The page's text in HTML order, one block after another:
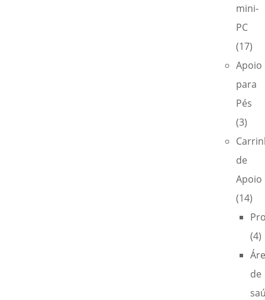
mini-
PC
(17)
Apoio
para
Pés
(3)
de
Apoio
(14)
(4)
de